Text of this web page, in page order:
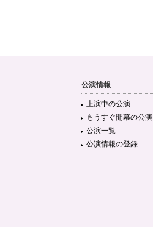
公演情報
上演中の公演
もうすぐ開幕の公演
公演一覧
公演情報の登録